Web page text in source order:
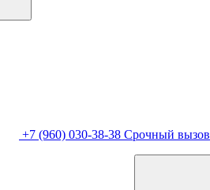
+7 (960) 030-38-38 Срочный вызов